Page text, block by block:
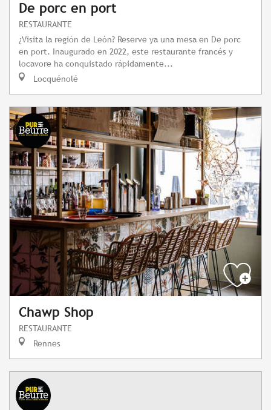
De porc en port
RESTAURANTE
¿Visita la región de León? Reserve ya una mesa en De porc
en port. Inaugurado en 2022, este restaurante francés y
locavore ha conquistado rápidamente...
Locquénolé
Chawp Shop
RESTAURANTE
Rennes